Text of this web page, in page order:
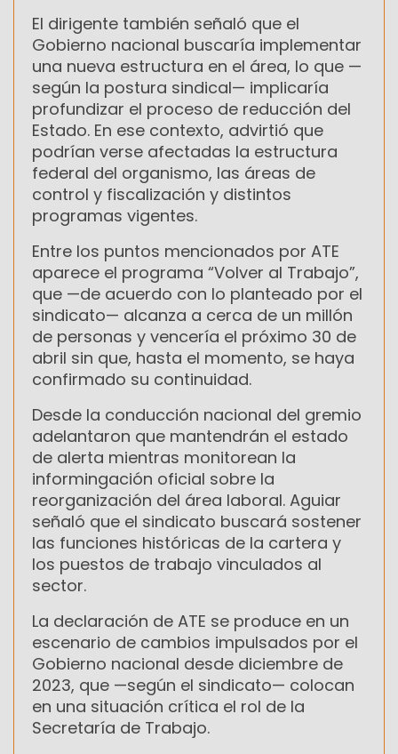
El dirigente también señaló que el
Gobierno nacional buscaría implementar
una nueva estructura en el área, lo que —
según la postura sindical— implicaría
profundizar el proceso de reducción del
Estado. En ese contexto, advirtió que
podrían verse afectadas la estructura
federal del organismo, las áreas de
control y fiscalización y distintos
programas vigentes.
Entre los puntos mencionados por ATE
aparece el programa “Volver al Trabajo”,
que —de acuerdo con lo planteado por el
sindicato— alcanza a cerca de un millón
de personas y vencería el próximo 30 de
abril sin que, hasta el momento, se haya
confirmado su continuidad.
Desde la conducción nacional del gremio
adelantaron que mantendrán el estado
de alerta mientras monitorean la
informingación oficial sobre la
reorganización del área laboral. Aguiar
señaló que el sindicato buscará sostener
las funciones históricas de la cartera y
los puestos de trabajo vinculados al
sector.
La declaración de ATE se produce en un
escenario de cambios impulsados por el
Gobierno nacional desde diciembre de
2023, que —según el sindicato— colocan
en una situación crítica el rol de la
Secretaría de Trabajo.